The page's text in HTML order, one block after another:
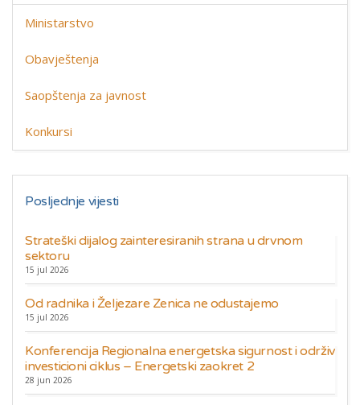
Ministarstvo
Obavještenja
Saopštenja za javnost
Konkursi
Posljednje vijesti
Strateški dijalog zainteresiranih strana u drvnom
sektoru
15 jul 2026
Od radnika i Željezare Zenica ne odustajemo
15 jul 2026
Konferencija Regionalna energetska sigurnost i održiv
investicioni ciklus – Energetski zaokret 2
28 jun 2026